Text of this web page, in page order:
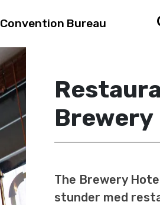
Convention Bureau
Brewery
The Brewery
stunder med